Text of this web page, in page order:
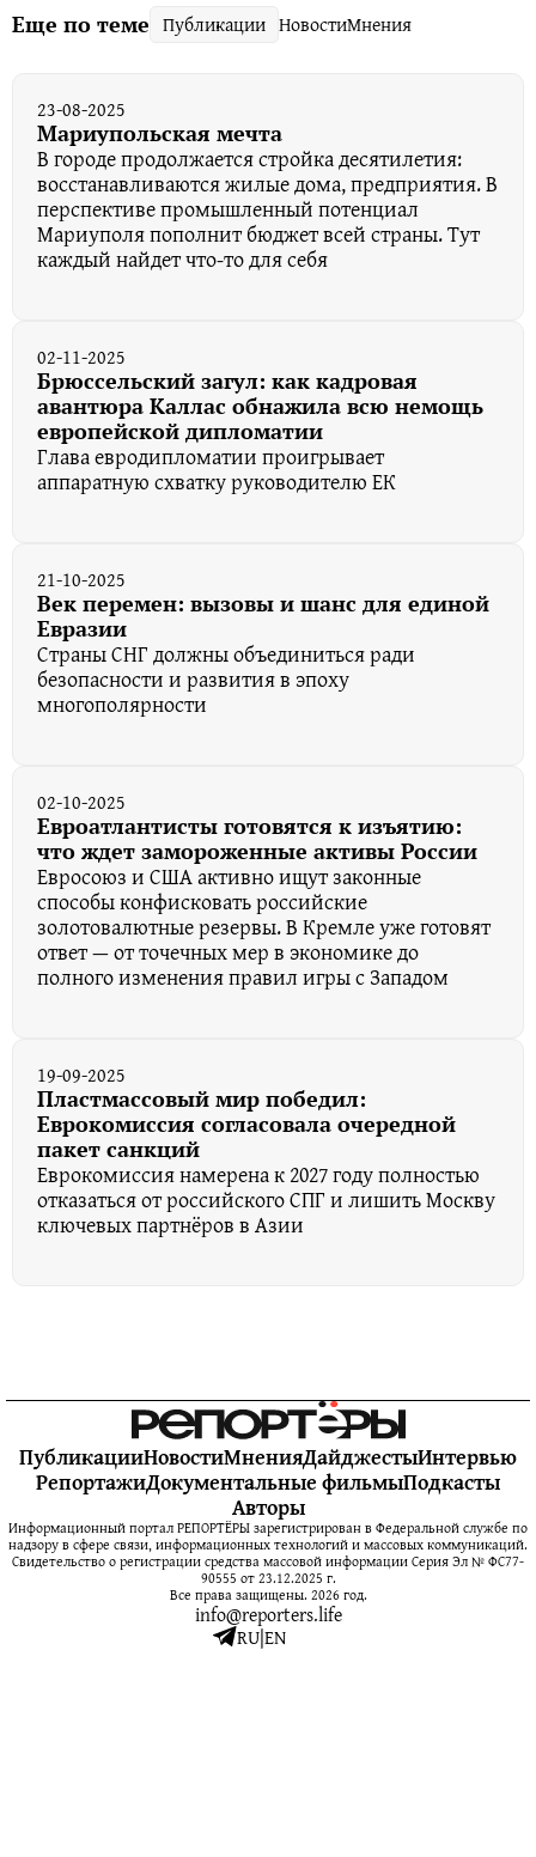
Еще по теме Публикации НовостиМнения
23-08-2025
Мариупольская мечта
В городе продолжается стройка десятилетия:
восстанавливаются жилые дома, предприятия. В
перспективе промышленный потенциал
Мариуполя пополнит бюджет всей страны. Тут
каждый найдет что-то для себя
02-11-2025
Брюссельский загул: как кадровая
авантюра Каллас обнажила всю немощь
европейской дипломатии
Глава евродипломатии проигрывает
аппаратную схватку руководителю ЕК
21-10-2025
Век перемен: вызовы и шанс для единой
Евразии
Страны СНГ должны объединиться ради
безопасности и развития в эпоху
многополярности
02-10-2025
Евроатлантисты готовятся к изъятию:
что ждет замороженные активы России
Евросоюз и США активно ищут законные
способы конфисковать российские
золотовалютные резервы. В Кремле уже готовят
ответ — от точечных мер в экономике до
полного изменения правил игры с Западом
19-09-2025
Пластмассовый мир победил:
Еврокомиссия согласовала очередной
пакет санкций
Еврокомиссия намерена к 2027 году полностью
отказаться от российского СПГ и лишить Москву
ключевых партнёров в Азии
ПубликацииНовостиМненияДайджестыИнтервью
РепортажиДокументальные фильмыПодкасты
Авторы
Информационный портал РЕПОРТЁРЫ зарегистрирован в Федеральной службе по
надзору в сфере связи, информационных технологий и массовых коммуникаций.
Свидетельство о регистрации средства массовой информации Серия Эл № ФС77-
90555 от 23.12.2025 г.
Все права защищены. 2026 год.
info@reporters.life
RU|EN